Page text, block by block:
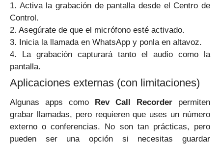
1. Activa la grabación de pantalla desde el Centro de
Control.
2. Asegúrate de que el micrófono esté activado.
3. Inicia la llamada en WhatsApp y ponla en altavoz.
4. La grabación capturará tanto el audio como la
pantalla.
Aplicaciones externas (con limitaciones)
Algunas apps como Rev Call Recorder permiten
grabar llamadas, pero requieren que uses un número
externo o conferencias. No son tan prácticas, pero
pueden ser una opción si necesitas guardar